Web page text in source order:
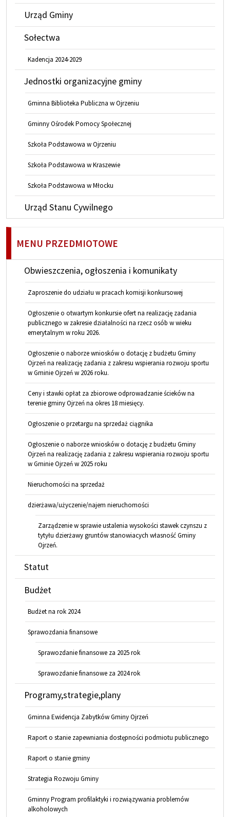
Urząd Gminy
Sołectwa
Kadencja 2024-2029
Jednostki organizacyjne gminy
Gminna Biblioteka Publiczna w Ojrzeniu
Gminny Ośrodek Pomocy Społecznej
Szkoła Podstawowa w Ojrzeniu
Szkoła Podstawowa w Kraszewie
Szkoła Podstawowa w Młocku
Urząd Stanu Cywilnego
MENU PRZEDMIOTOWE
Obwieszczenia, ogłoszenia i komunikaty
Zaproszenie do udziału w pracach komisji konkursowej
Ogłoszenie o otwartym konkursie ofert na realizację zadania
publicznego w zakresie działalności na rzecz osób w wieku
emerytalnym w roku 2026.
Ogłoszenie o naborze wniosków o dotację z budżetu Gminy
Ojrzeń na realizację zadania z zakresu wspierania rozwoju sportu
w Gminie Ojrzeń w 2026 roku.
Ceny i stawki opłat za zbiorowe odprowadzanie ścieków na
terenie gminy Ojrzeń na okres 18 miesięcy.
Ogłoszenie o przetargu na sprzedaż ciągnika
Ogłoszenie o naborze wniosków o dotację z budżetu Gminy
Ojrzeń na realizację zadania z zakresu wspierania rozwoju sportu
w Gminie Ojrzeń w 2025 roku
Nieruchomości na sprzedaż
dzierżawa/użyczenie/najem nieruchomości
Zarządzenie w sprawie ustalenia wysokości stawek czynszu z
tytyłu dzierżawy gruntów stanowiacych własność Gminy
Ojrzeń.
Statut
Budżet
Budżet na rok 2024
Sprawozdania finansowe
Sprawozdanie finansowe za 2025 rok
Sprawozdanie finansowe za 2024 rok
Programy,strategie,plany
Gminna Ewidencja Zabytków Gminy Ojrzeń
Raport o stanie zapewniania dostępności podmiotu publicznego
Raport o stanie gminy
Strategia Rozwoju Gminy
Gminny Program profilaktyki i rozwiązywania problemów
alkoholowych